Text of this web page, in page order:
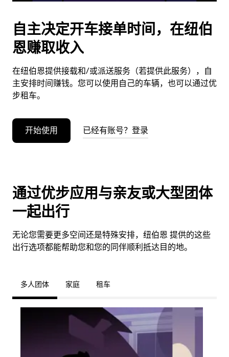
闭
日
历。
自主决定开车接单时间，在纽伯
恩赚取收入
在纽伯恩提供接载和/或派送服务（若提供此服务），自
主安排时间赚钱。您可以使用自己的车辆，也可以通过优
步租车。
开始使用 已经有账号？登录
通过优步应用与亲友或大型团体
一起出行
无论您需要更多空间还是特殊安排，纽伯恩 提供的这些
出行选项都能帮助您和您的同伴顺利抵达目的地。
多人团体 家庭 租车